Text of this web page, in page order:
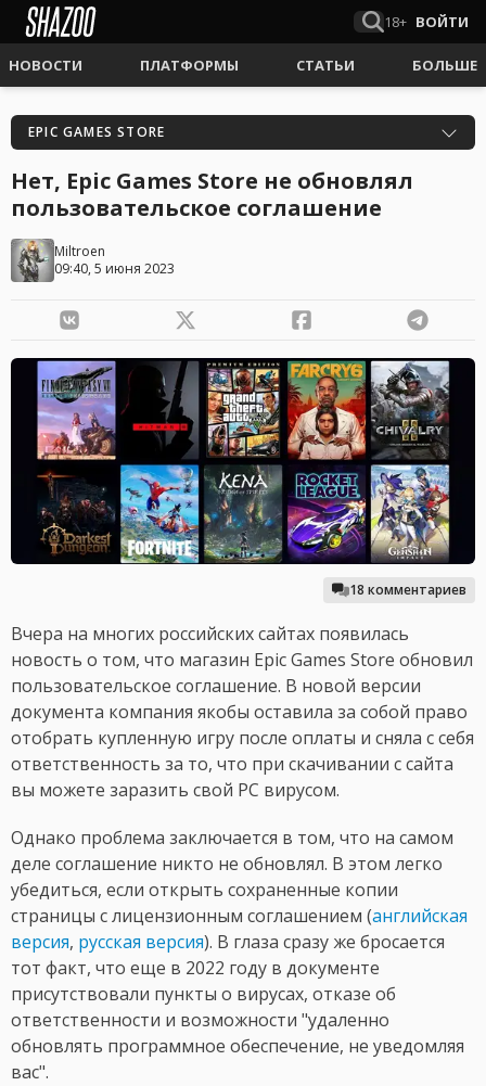
18+ ВОЙТИ
НОВОСТИ ПЛАТФОРМЫ СТАТЬИ БОЛЬШЕ
EPIC GAMES STORE
Нет, Epic Games Store не обновлял
пользовательское соглашение
Miltroen
09:40, 5 июня 2023
18 комментариев
Вчера на многих российских сайтах появилась
новость о том, что магазин Epic Games Store обновил
пользовательское соглашение. В новой версии
документа компания якобы оставила за собой право
отобрать купленную игру после оплаты и сняла с себя
ответственность за то, что при скачивании с сайта
вы можете заразить свой PC вирусом.
Однако проблема заключается в том, что на самом
деле соглашение никто не обновлял. В этом легко
убедиться, если открыть сохраненные копии
страницы с лицензионным соглашением (английская
версия, русская версия). В глаза сразу же бросается
тот факт, что еще в 2022 году в документе
присутствовали пункты о вирусах, отказе об
ответственности и возможности "удаленно
обновлять программное обеспечение, не уведомляя
вас".